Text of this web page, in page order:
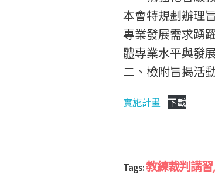
知
】
中
華
本會特規劃辦理
專業發展需求踴
體專業水平與發
二、檢附旨揭活
實施計畫 下載
Tags:教練裁判講習,